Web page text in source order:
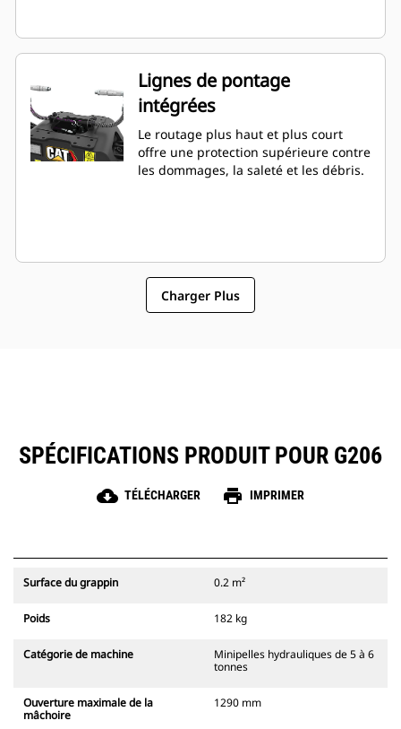
Lignes de pontage
intégrées
Le routage plus haut et plus court
offre une protection supérieure contre
les dommages, la saleté et les débris.
Charger Plus
SPÉCIFICATIONS PRODUIT POUR G206
cloud_download TÉLÉCHARGER print IMPRIMER
Surface du grappin 0.2 m²
Poids 182 kg
Catégorie de machine
Minipelles hydrauliques de 5 à 6
tonnes
Ouverture maximale de la
mâchoire
1290 mm